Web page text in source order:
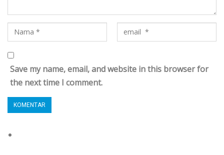
Save my name, email, and website in this browser for
the next time I comment.